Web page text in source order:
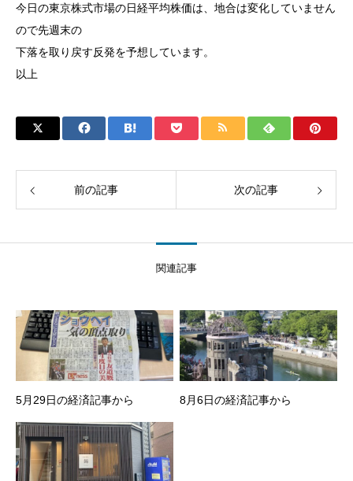
今日の東京株式市場の日経平均株価は、地合は変化していません
ので先週末の
下落を取り戻す反発を予想しています。
以上
前の記事 次の記事
関連記事
5月29日の経済記事から 8月6日の経済記事から